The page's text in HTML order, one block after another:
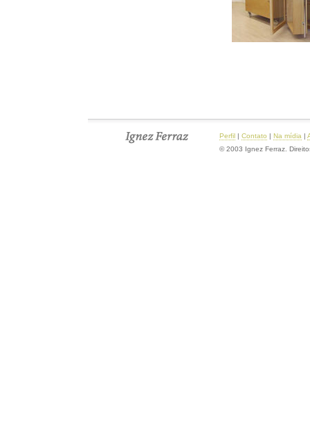
Perfil | Contato | Na mídia |
© 2003 Ignez Ferraz.